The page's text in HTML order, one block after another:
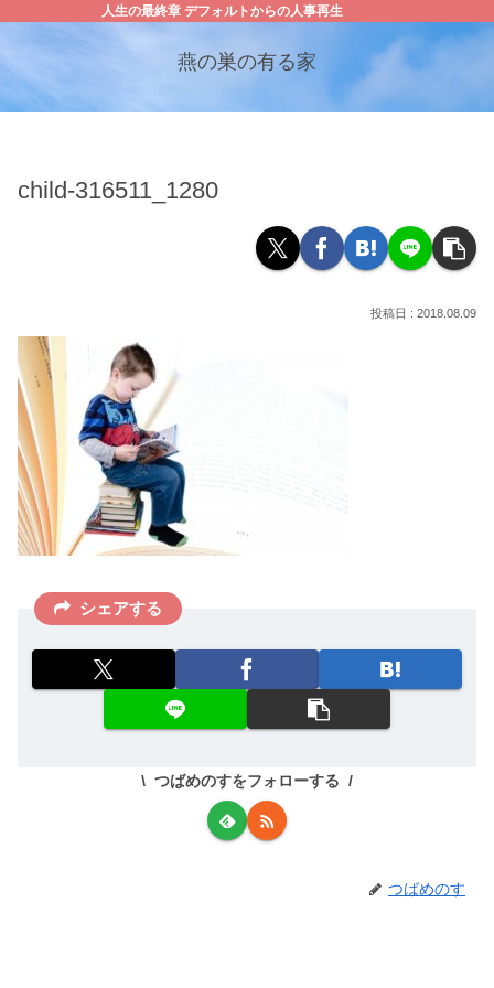
人生の最終章 デフォルトからの人事再生
燕の巣の有る家
child-316511_1280
2018.08.09
シェアする
つばめのすをフォローする
つばめのす